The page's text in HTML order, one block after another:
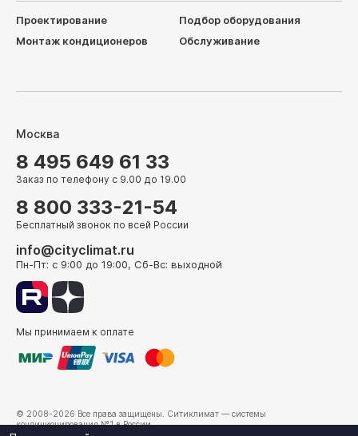
Проектирование
Подбор оборудования
Монтаж кондиционеров
Обслуживание
Москва
8 495 649 61 33
Заказ по телефону с 9.00 до 19.00
8 800 333-21-54
Бесплатный звонок по всей России
info@cityclimat.ru
Пн-Пт: с 9:00 до 19:00, Сб-Вс: выходной
Мы принимаем к оплате
© 2008-2026 Все права защищены. Ситиклимат — системы
кондиционирования №1 в России.